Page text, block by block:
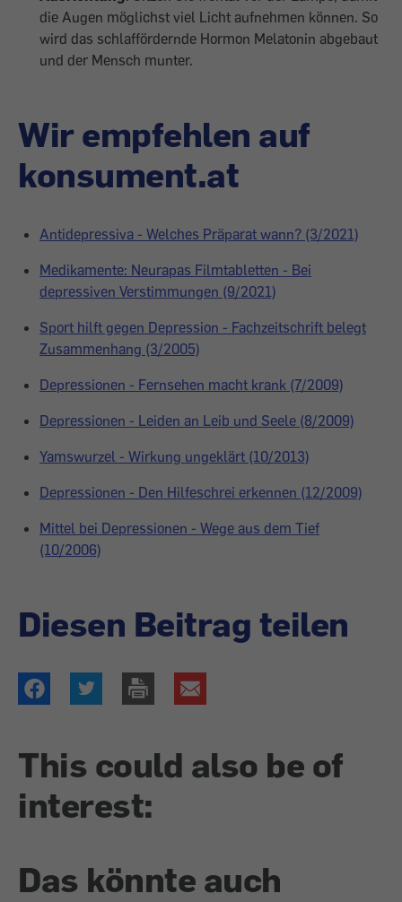
die Augen möglichst viel Licht aufnehmen können. So
wird das schlaffördernde Hormon Melatonin abgebaut
und der Mensch munter.
Wir empfehlen auf
konsument.at
Antidepressiva - Welches Präparat wann? (3/2021)
Medikamente: Neurapas Filmtabletten - Bei
depressiven Verstimmungen (9/2021)
Sport hilft gegen Depression - Fachzeitschrift belegt
Zusammenhang (3/2005)
Depressionen - Fernsehen macht krank (7/2009)
Depressionen - Leiden an Leib und Seele (8/2009)
Yamswurzel - Wirkung ungeklärt (10/2013)
Depressionen - Den Hilfeschrei erkennen (12/2009)
Mittel bei Depressionen - Wege aus dem Tief
(10/2006)
Diesen Beitrag teilen
This could also be of
interest:
Das könnte auch